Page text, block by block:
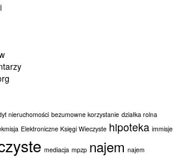
nieruchomości bezumowne korzystanie działka rolna
Elektroniczne Księgi Wieczyste hipoteka immisje
mediacja mpzp najem najem